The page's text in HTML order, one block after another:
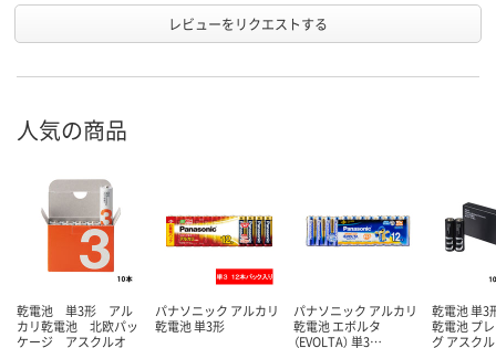
レビューをリクエストする
人気の商品
乾電池 単3形 アル
カリ乾電池 北欧パッ
ケージ アスクルオ
パナソニック アルカリ
乾電池 単3形
パナソニック アルカリ
乾電池 エボルタ
（EVOLTA） 単3…
乾電池 単3
乾電池 プ
グ アスク